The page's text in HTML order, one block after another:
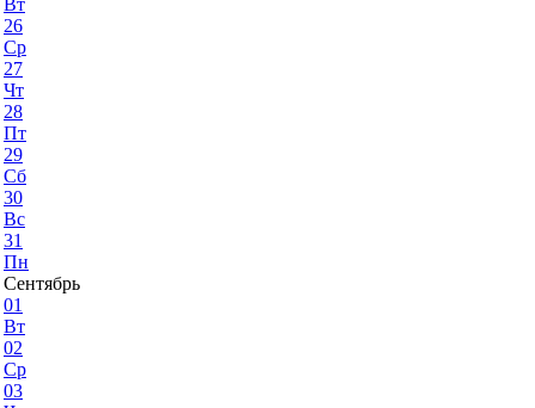
Вт
26
Ср
27
Чт
28
Пт
29
Сб
30
Вс
31
Пн
Сентябрь
01
Вт
02
Ср
03